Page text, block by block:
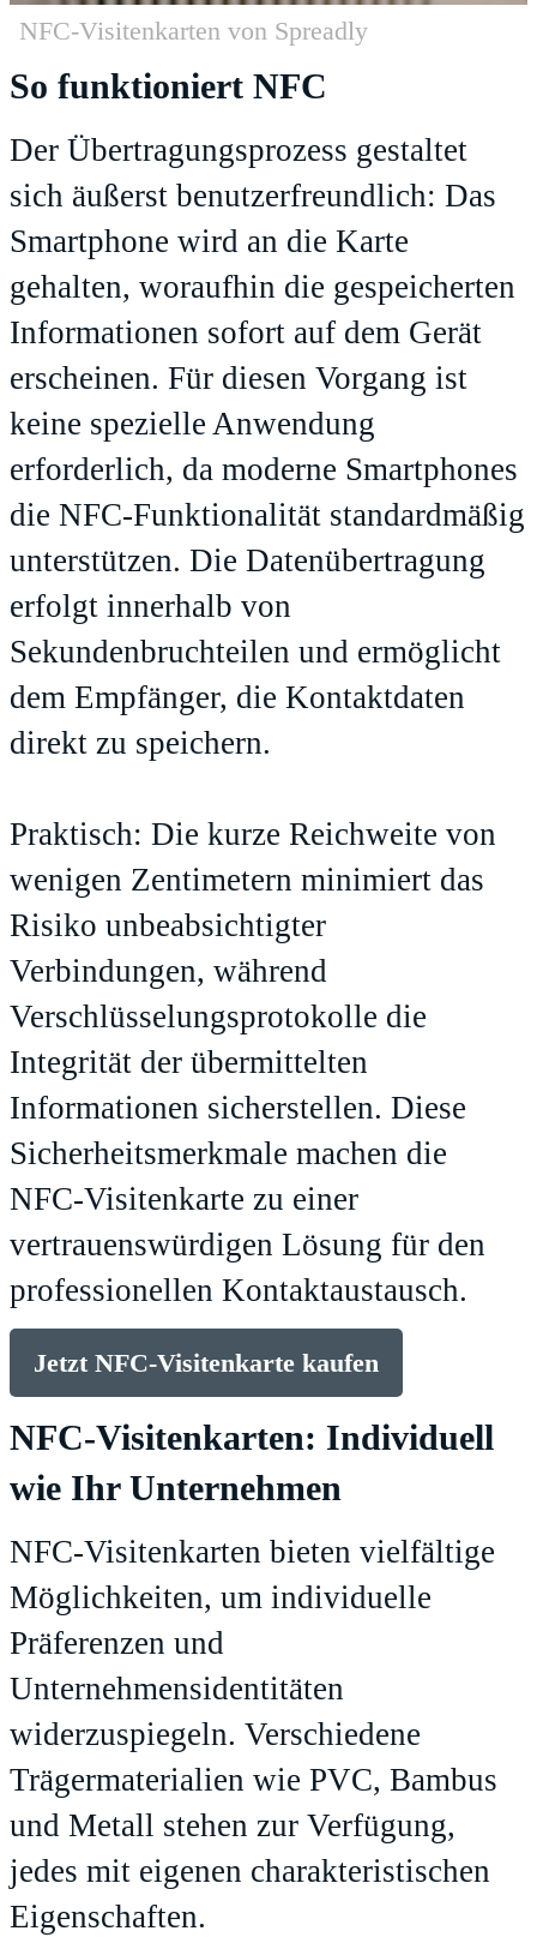
NFC-Visitenkarten von Spreadly
So funktioniert NFC
Der Übertragungsprozess gestaltet
sich äußerst benutzerfreundlich: Das
Smartphone wird an die Karte
gehalten, woraufhin die gespeicherten
Informationen sofort auf dem Gerät
erscheinen. Für diesen Vorgang ist
keine spezielle Anwendung
erforderlich, da moderne Smartphones
die NFC-Funktionalität standardmäßig
unterstützen. Die Datenübertragung
erfolgt innerhalb von
Sekundenbruchteilen und ermöglicht
dem Empfänger, die Kontaktdaten
direkt zu speichern.
Praktisch: Die kurze Reichweite von
wenigen Zentimetern minimiert das
Risiko unbeabsichtigter
Verbindungen, während
Verschlüsselungsprotokolle die
Integrität der übermittelten
Informationen sicherstellen. Diese
Sicherheitsmerkmale machen die
NFC-Visitenkarte zu einer
vertrauenswürdigen Lösung für den
professionellen Kontaktaustausch.
Jetzt NFC-Visitenkarte kaufen
NFC-Visitenkarten: Individuell
wie Ihr Unternehmen
NFC-Visitenkarten bieten vielfältige
Möglichkeiten, um individuelle
Präferenzen und
Unternehmensidentitäten
widerzuspiegeln. Verschiedene
Trägermaterialien wie PVC, Bambus
und Metall stehen zur Verfügung,
jedes mit eigenen charakteristischen
Eigenschaften.